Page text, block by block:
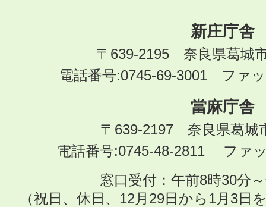
新庄庁舎
〒639-2195 奈良県葛城
電話番号:0745-69-3001 ファ
當麻庁舎
〒639-2197 奈良県葛城
電話番号:0745-48-2811 ファ
窓口受付：午前8時30分
（祝日、休日、12月29日から1月3日